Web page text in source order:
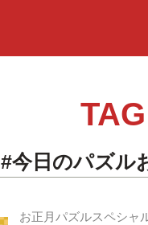
TAG
#今日のパズル
お正月パズルスペシャ